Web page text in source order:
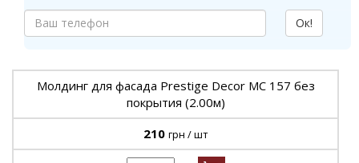
Ок!
Молдинг для фасада Prestige Decor MC 157 без
покрытия (2.00м)
210 грн / шт